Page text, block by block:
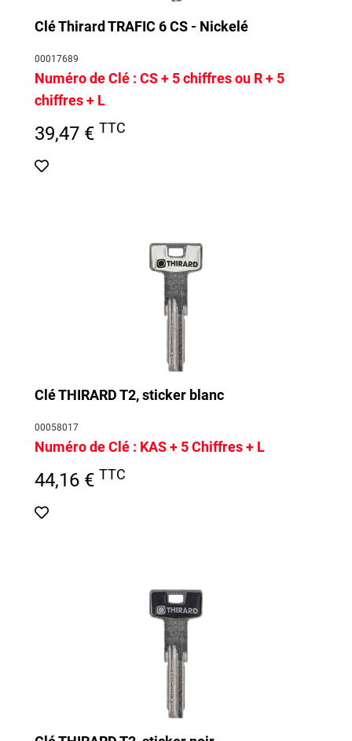
Clé Thirard TRAFIC 6 CS - Nickelé
00017689
Numéro de Clé : CS + 5 chiffres ou R + 5
chiffres + L
39,47 € TTC
Clé THIRARD T2, sticker blanc
00058017
Numéro de Clé : KAS + 5 Chiffres + L
44,16 € TTC